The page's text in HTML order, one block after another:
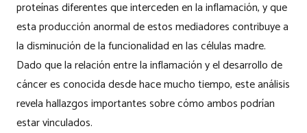
proteínas diferentes que interceden en la inflamación, y que
esta producción anormal de estos mediadores contribuye a
la disminución de la funcionalidad en las células madre.
Dado que la relación entre la inflamación y el desarrollo de
cáncer es conocida desde hace mucho tiempo, este análisis
revela hallazgos importantes sobre cómo ambos podrían
estar vinculados.